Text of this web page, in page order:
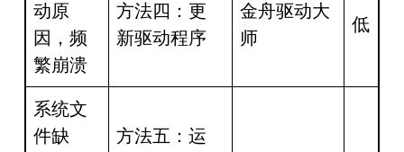
动原
因，频
繁崩溃
方法四：更
新驱动程序
金舟驱动大
师
低
系统文
件缺
方法五：运